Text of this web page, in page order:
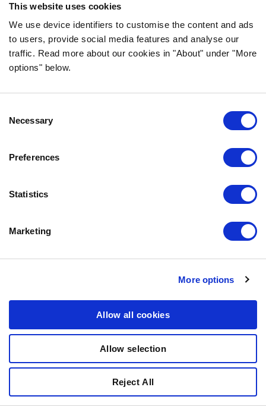
This website uses cookies
We use device identifiers to customise the content and ads
to users, provide social media features and analyse our
traffic. Read more about our cookies in "About" under "More
options" below.
Selection
Necessary
Preferences
Statistics
Marketing
More options
Allow all cookies
Allow selection
Reject All
BOZITA KITTEN FLEISCH-